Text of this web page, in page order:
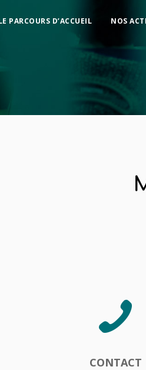
PARCOURS D’ACCUEIL NOS
CONTACT